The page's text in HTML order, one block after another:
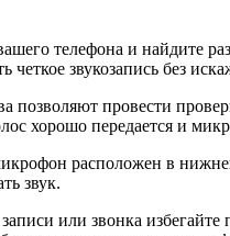
телефона и найдите
звукозапись без
позволяют провести
хорошо передается и
расположен в
звук.
или звонка